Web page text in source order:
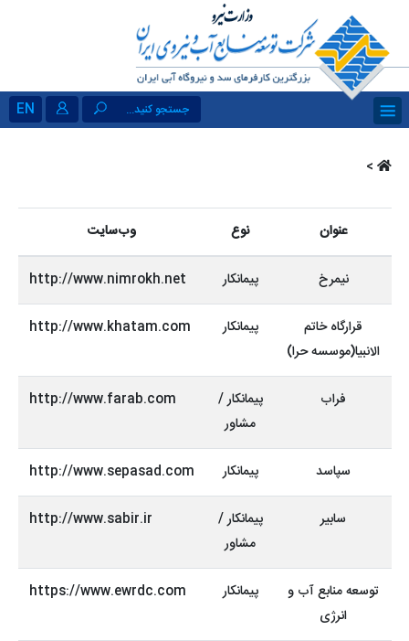
EN جستجو کنید...
>
عنوان نوع وب‌سایت
نیمرخ پیمانکار http://www.nimrokh.net
قرارگاه خاتم
الانبیا(موسسه حرا)
پیمانکار http://www.khatam.com
فراب
پیمانکار /
مشاور
http://www.farab.com
سپاسد پیمانکار http://www.sepasad.com
سابیر
پیمانکار /
مشاور
http://www.sabir.ir
توسعه منابع آب و
انرژی
پیمانکار https://www.ewrdc.com